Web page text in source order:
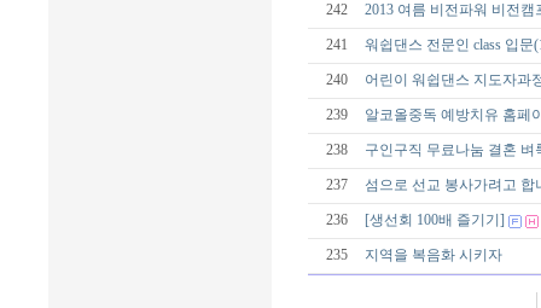
242 2013 여름 비전파워 비전
241 워쉽댄스 전문인 class 입
240 어린이 워쉽댄스 지도자과
239 알코올중독 예방치유 홈페
238 구인구직 무료나눔 결혼 벼
237 섬으로 선교 봉사가려고 합
236 [생선회 100배 즐기기]
235 지역을 복음화 시키자